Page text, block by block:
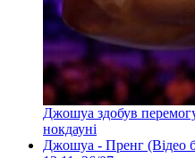
Джошуа здобув
нокдауні
Джошуа - Пренг (Відео